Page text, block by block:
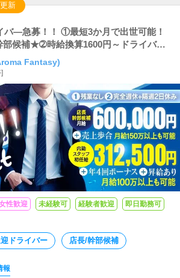
新
短3か月で出世可能！
部候補★➁時給換算1600円～ドライバー大
歓迎！！Fantasy)
]
性歓迎 未経験可 経験者歓迎
即日勤務可
ドライバー 店長/幹部候補
報